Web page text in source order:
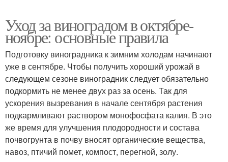
Уход за виноградом в октябре-
ноябре: основные правила
Подготовку виноградника к зимним холодам начинают
уже в сентябре. Чтобы получить хороший урожай в
следующем сезоне виноградник следует обязательно
подкормить не менее двух раз за осень. Так для
ускорения вызревания в начале сентября растения
подкармливают раствором монофосфата калия. В это
же время для улучшения плодородности и состава
почвогрунта в почву вносят органические вещества,
навоз, птичий помет, компост, перегной, золу.